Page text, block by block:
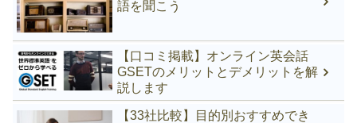
語を聞こう
【口コミ掲載】オンライン英会話
GSETのメリットとデメリットを解
説します
【33社比較】目的別おすすめでき